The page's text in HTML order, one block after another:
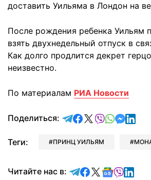
доставить Уильяма в Лондон на
После рождения ребенка Уильям
взять двухнедельный отпуск в
Как долго продлится декрет
неизвестно.
По материалам РИА Новости
Поделиться: отправить в
поделиться в
поделиться в X
отправить
Теги: ПРИНЦ УИЛЬЯМ
Читайте нас в: Читайте в
Читайте в
Читайте в X
Читайте